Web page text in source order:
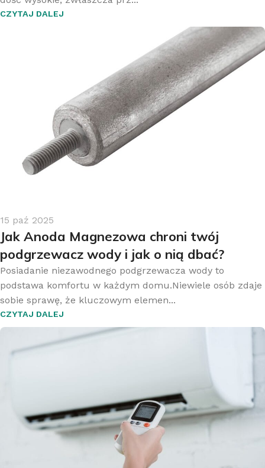
CZYTAJ DALEJ
15 paź 2025
Jak Anoda Magnezowa chroni twój
podgrzewacz wody i jak o nią dbać?
Posiadanie niezawodnego podgrzewacza wody to
podstawa komfortu w każdym domu.Niewiele osób zdaje
sobie sprawę, że kluczowym elemen...
CZYTAJ DALEJ